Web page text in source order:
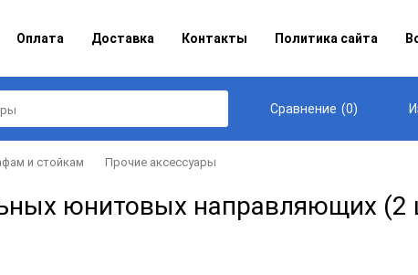
Оплата Доставка Контакты Политика сайта
Сравнение (0)
и стойкам Прочие аксессуары
юнитовых направляющих